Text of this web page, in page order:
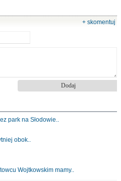
+ skomentuj
park na Słodowie..
obok..
Wojtkowskim mamy..